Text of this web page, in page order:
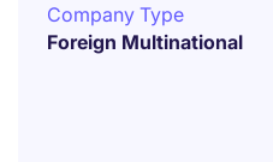
Company Type
Foreign Multinational